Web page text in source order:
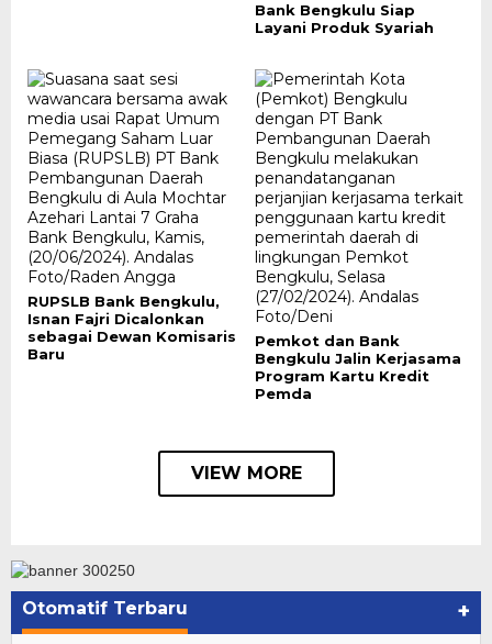
Bank Bengkulu Siap
Layani Produk Syariah
RUPSLB Bank Bengkulu,
Isnan Fajri Dicalonkan
sebagai Dewan Komisaris
Baru
Pemkot dan Bank
Bengkulu Jalin Kerjasama
Program Kartu Kredit
Pemda
VIEW MORE
Otomatif Terbaru +